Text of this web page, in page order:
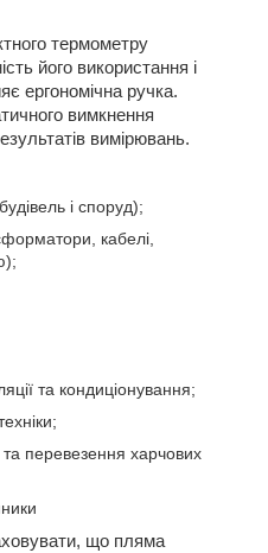
термометру
його використання і
ергономічна ручка.
вимкнення
вимірювань.
і споруд);
кабелі,
та кондиціонування;
перевезення харчових
що пляма